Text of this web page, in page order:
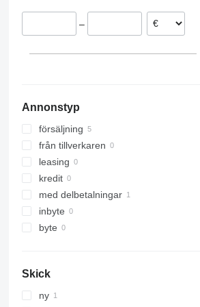
–
Annonstyp
försäljning
från tillverkaren
leasing
kredit
med delbetalningar
inbyte
byte
Skick
ny